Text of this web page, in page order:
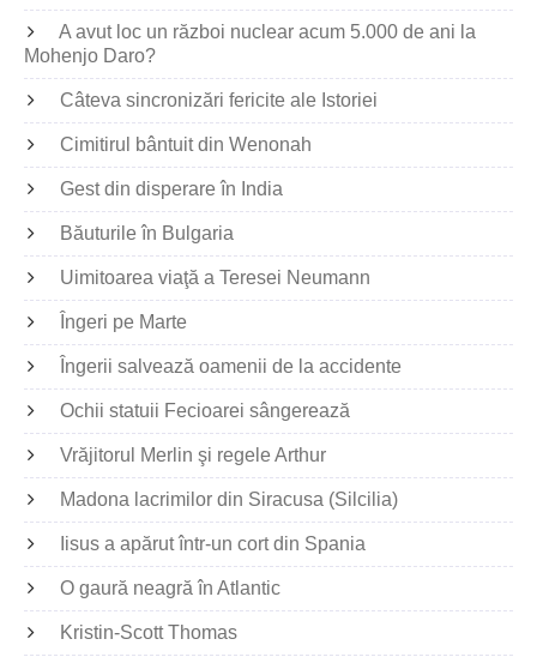
A avut loc un război nuclear acum 5.000 de ani la
Mohenjo Daro?
Câteva sincronizări fericite ale Istoriei
Cimitirul bântuit din Wenonah
Gest din disperare în India
Băuturile în Bulgaria
Uimitoarea viaţă a Teresei Neumann
Îngeri pe Marte
Îngerii salvează oamenii de la accidente
Ochii statuii Fecioarei sângerează
Vrăjitorul Merlin şi regele Arthur
Madona lacrimilor din Siracusa (Silcilia)
Iisus a apărut într-un cort din Spania
O gaură neagră în Atlantic
Kristin-Scott Thomas